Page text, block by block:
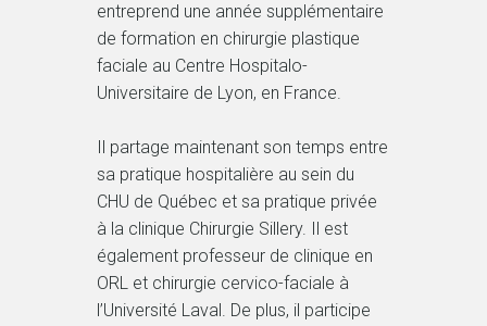
entreprend une année supplémentaire
de formation en chirurgie plastique
faciale au Centre Hospitalo-
Universitaire de Lyon, en France.
Il partage maintenant son temps entre
sa pratique hospitalière au sein du
CHU de Québec et sa pratique privée
à la clinique Chirurgie Sillery. Il est
également professeur de clinique en
ORL et chirurgie cervico-faciale à
l’Université Laval. De plus, il participe